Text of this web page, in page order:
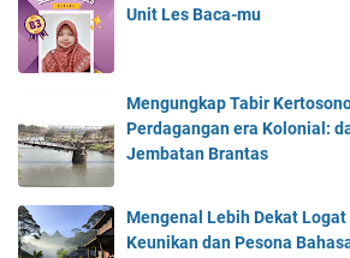
Unit Les Baca-mu
Mengungkap Tabir
Perdagangan era Kolonial:
Jembatan Brantas
Mengenal Lebih Dekat Logat
Keunikan dan Pesona